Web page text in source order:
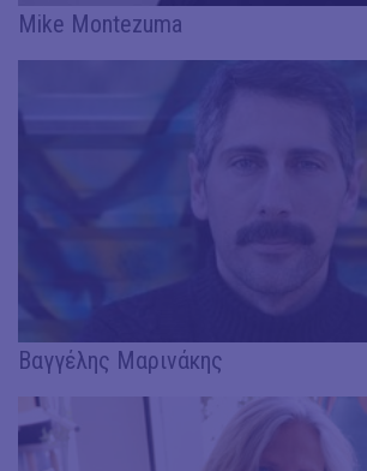
Μike Μontezuma
Βαγγέλης Μαρινάκης